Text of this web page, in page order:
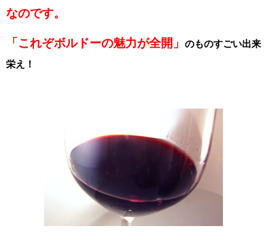
なのです。
「これぞボルドーの魅力が全開」
のものすごい出来
栄え！